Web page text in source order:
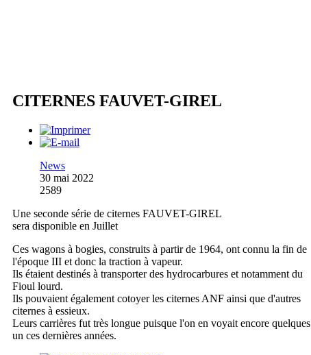
CITERNES FAUVET-GIREL
News
30 mai 2022
2589
Une seconde série de citernes FAUVET-GIREL
sera disponible en Juillet
Ces wagons à bogies, construits à partir de 1964, ont connu la fin de
l'époque III et donc la traction à vapeur.
Ils étaient destinés à transporter des hydrocarbures et notamment du
Fioul lourd.
Ils pouvaient également cotoyer les citernes ANF ainsi que d'autres
citernes à essieux.
Leurs carrières fut très longue puisque l'on en voyait encore quelques
un ces dernières années.